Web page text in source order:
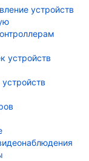
устройств
устройств